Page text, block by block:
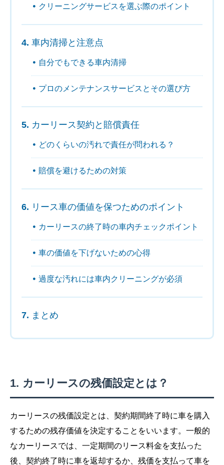
クリーニングサービスを選ぶ際のポイント
車内清掃と注意点
自分でもできる車内清掃
プロのメンテナンスサービスとその選び方
カーリース契約と賠償責任
どのくらいの汚れで責任が問われる？
賠償を避けるための対策
リース車の価値を保つためのポイント
カーリースの終了時の車内チェックポイント
車の価値を下げないための心得
過度な汚れには車内クリーニングが必須
まとめ
カーリースの残価設定とは？
カーリースの残価設定とは、契約期間終了時に車を購入
するための残存価値を決定することをいいます。一般的
なカーリースでは、一定期間のリース料金を支払った
後、契約終了時に車を返却するか、残価を支払って車を